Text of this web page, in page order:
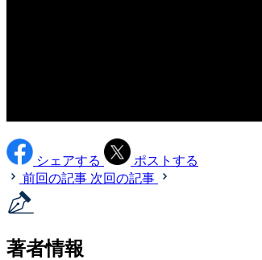
シェアする
ポストする
前回の記事 次回の記事
著者情報